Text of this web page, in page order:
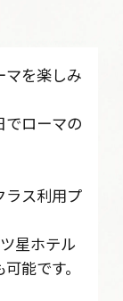
マを楽しみ
でローマの
ス利用プ
星ホテル
能です。